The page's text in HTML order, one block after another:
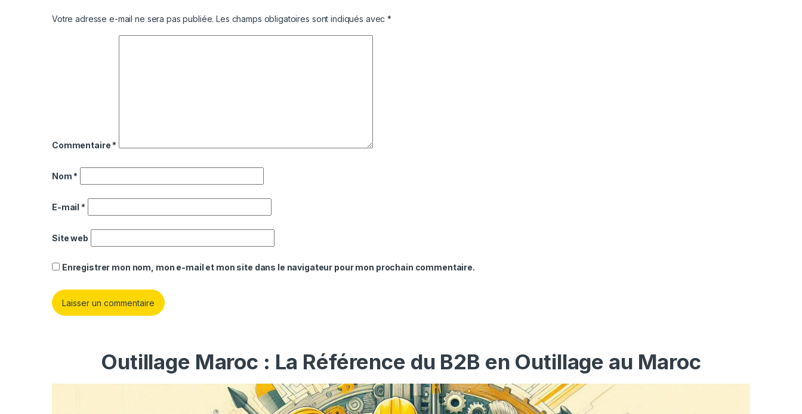
Votre adresse e-mail ne sera pas publiée. Les champs obligatoires sont indiqués avec*
Commentaire *
Nom *
E-mail *
Site web
Enregistrer mon nom, mon e-mail et mon site dans le navigateur pour mon prochain commentaire.
Outillage Maroc : La Référence du B2B en Outillage au Maroc